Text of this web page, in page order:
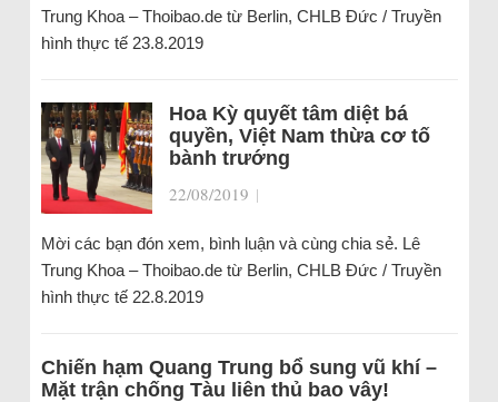
Trung Khoa – Thoibao.de từ Berlin, CHLB Đức / Truyền
hình thực tế 23.8.2019
Hoa Kỳ quyết tâm diệt bá
quyền, Việt Nam thừa cơ tố
bành trướng
22/08/2019 |
Mời các bạn đón xem, bình luận và cùng chia sẻ. Lê
Trung Khoa – Thoibao.de từ Berlin, CHLB Đức / Truyền
hình thực tế 22.8.2019
Chiến hạm Quang Trung bổ sung vũ khí –
Mặt trận chống Tàu liên thủ bao vây!